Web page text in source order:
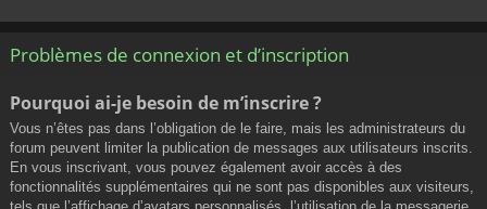
Problèmes de connexion et d’inscription
Pourquoi ai-je besoin de m’inscrire ?
Vous n’êtes pas dans l’obligation de le faire, mais les administrateurs du
forum peuvent limiter la publication de messages aux utilisateurs inscrits.
En vous inscrivant, vous pouvez également avoir accès à des
fonctionnalités supplémentaires qui ne sont pas disponibles aux visiteurs,